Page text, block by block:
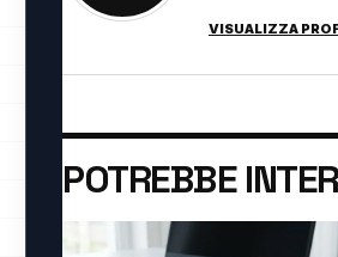
VISUALIZZA
POTREBBE